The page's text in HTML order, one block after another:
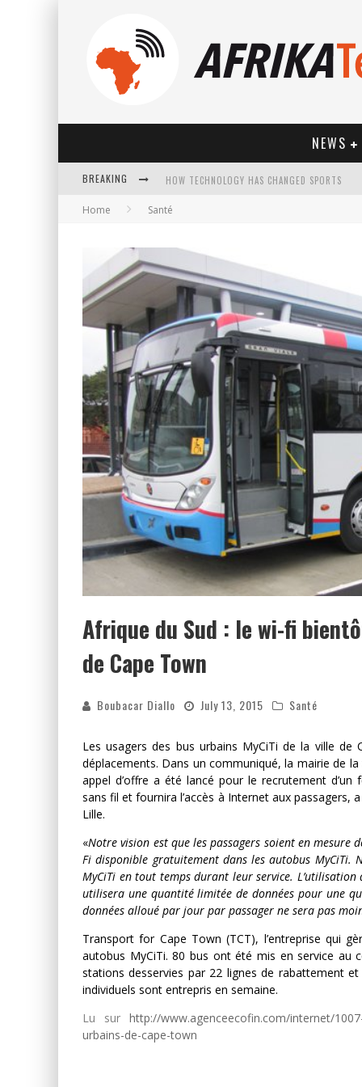
NEWS
BREAKING HOW TECHNOLOGY HAS CHANGED SPORTS
Home Santé
Afrique du Sud : le wi-fi
de Cape Town
Boubacar Diallo July 13, 2015 Santé
Les usagers des bus urbains MyCiTi de la ville
déplacements. Dans un communiqué, la mairie de
appel d’offre a été lancé pour le recrutement
sans fil et fournira l’accès à Internet aux passagers,
Lille.
«Notre vision est que les passagers soient en
Fi disponible gratuitement dans les autobus MyCiTi.
MyCiTi en tout temps durant leur service.
utilisera une quantité limitée de données pour une
données alloué par jour par passager ne sera pas
Transport for Cape Town (TCT), l’entreprise qui
autobus MyCiTi. 80 bus ont été mis en service au
stations desservies par 22 lignes de rabattement
individuels sont entrepris en semaine.
Lu sur http://www.agenceecofin.com/internet/
urbains-de-cape-town